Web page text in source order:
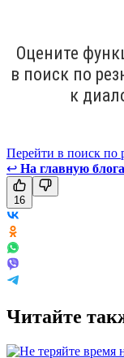
Оцените
в поиск по
к
Перейти в поиск по
↩ На главную блога
16
Читайте